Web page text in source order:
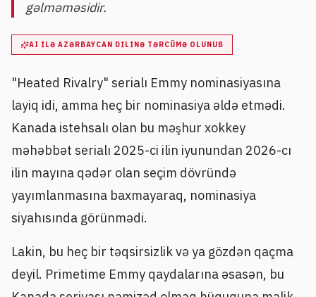
gəlməməsidir.
AI ILƏ AZƏRBAYCAN DILINƏ TƏRCÜMƏ OLUNUB
"Heated Rivalry" serialı Emmy nominasiyasına
layiq idi, amma heç bir nominasiya əldə etmədi.
Kanada istehsalı olan bu məşhur xokkey
məhəbbət serialı 2025-ci ilin iyunundan 2026-cı
ilin mayına qədər olan seçim dövründə
yayımlanmasına baxmayaraq, nominasiya
siyahısında görünmədi.
Lakin, bu heç bir təqsirsizlik və ya gözdən qaçma
deyil. Primetime Emmy qaydalarına əsasən, bu